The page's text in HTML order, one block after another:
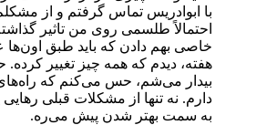
با ابوادریس تماس گرفتم و از
احتمالاً طلسمی روی من تاثیر
خاصی بهم دادن که باید طبق
هفته، دیدم که همه چیز تغییر کرده.
بیدار می‌شم، حس می‌کنم که
دارم. نه تنها از مشکلات قبلی رهایی
به سمت بهتر شدن پیش می‌ره.